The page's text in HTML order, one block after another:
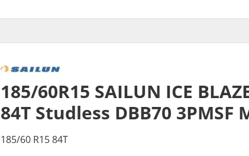
185/60R15 SAILUN ICE
84T Studless DBB70 3PMSF
185/60 R15 84T